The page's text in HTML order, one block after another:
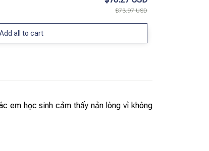
$73.97 USD
Add all to cart
em học sinh cảm thấy nản lòng vì không